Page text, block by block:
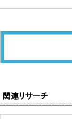
関連リサーチ